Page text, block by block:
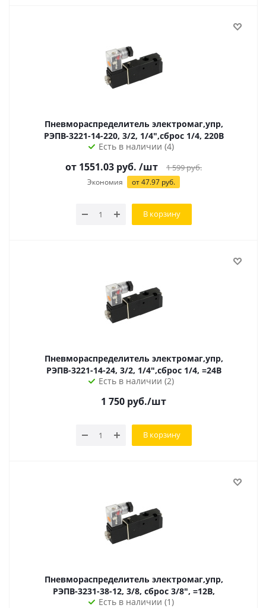
Пневмораспределитель электромаг,упр,
РЭПВ-3221-14-220, 3/2, 1/4",сброс 1/4, 220В
Есть в наличии (4)
от 1551.03 руб. /шт 1 599руб.
Экономия от47.97 руб.
В корзину
Пневмораспределитель электромаг,упр,
РЭПВ-3221-14-24, 3/2, 1/4",сброс 1/4, =24В
Есть в наличии (2)
1 750 руб./шт
В корзину
Пневмораспределитель электромаг,упр,
РЭПВ-3231-38-12, 3/8, сброс 3/8", =12В,
Есть в наличии (1)